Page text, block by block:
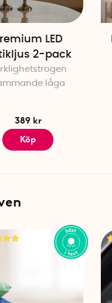
LED
2-pack
låga
389 kr
Köp